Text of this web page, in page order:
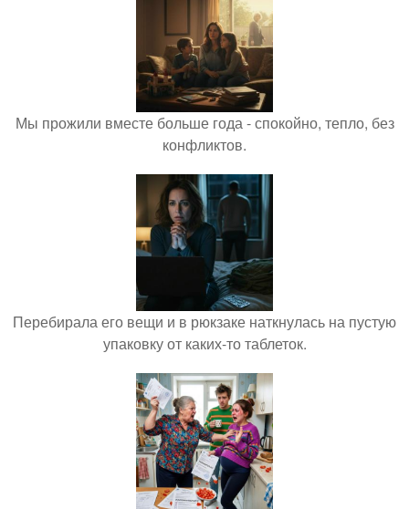
Мы прожили вместе больше года - спокойно, тепло, без
конфликтов.
Перебирала его вещи и в рюкзаке наткнулась на пустую
упаковку от каких-то таблеток.